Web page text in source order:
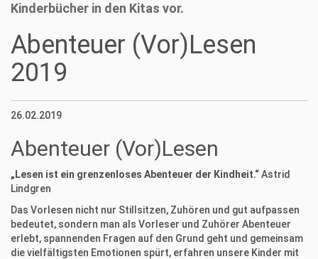
Kinderbücher in den Kitas vor.
Abenteuer (Vor)Lesen
2019
26.02.2019
Abenteuer (Vor)Lesen
„Lesen ist ein grenzenloses Abenteuer der Kindheit.“Astrid
Lindgren
Das Vorlesen nicht nur Stillsitzen, Zuhören und gut aufpassen
bedeutet, sondern man als Vorleser und Zuhörer Abenteuer
erlebt, spannenden Fragen auf den Grund geht und gemeinsam
die vielfältigsten Emotionen spürt, erfahren unsere Kinder mit